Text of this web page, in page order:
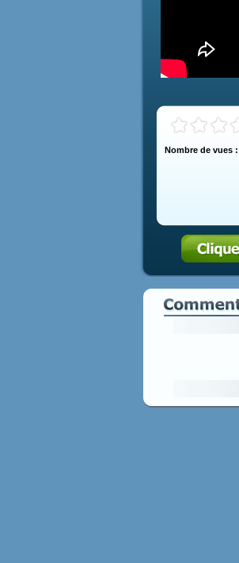
Nombre de vues :